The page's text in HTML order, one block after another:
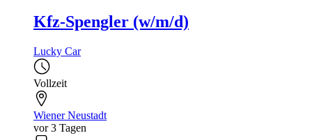
Kfz-Spengler (w/m/d)
Lucky Car
Vollzeit
Wiener Neustadt
vor 3 Tagen